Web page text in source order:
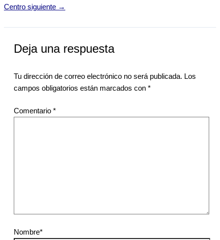
Centro siguiente →
Deja una respuesta
Tu dirección de correo electrónico no será publicada. Los
campos obligatorios están marcados con *
Comentario *
Nombre*